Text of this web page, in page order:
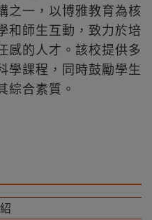
之一，以博雅教育為核
和師生互動，致力於培
感的人才。該校提供多
學課程，同時鼓勵學生
綜合素質。